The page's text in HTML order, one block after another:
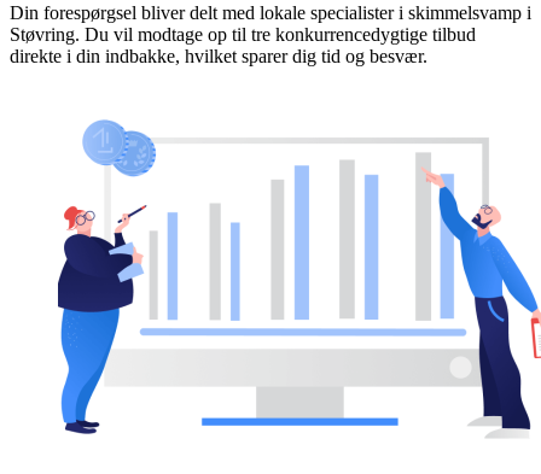
Din forespørgsel bliver delt med lokale specialister i skimmelsvamp i
Støvring. Du vil modtage op til tre konkurrencedygtige tilbud
direkte i din indbakke, hvilket sparer dig tid og besvær.